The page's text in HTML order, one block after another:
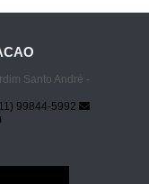
Santo André -
99844-5992